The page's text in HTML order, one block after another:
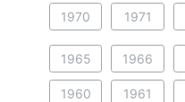
1970 1971
1965 1966
1960 1961